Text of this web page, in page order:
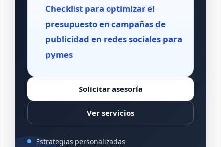
Checklist para optimizar el
presupuesto en campañas de
publicidad en redes sociales para
pymes
Solicitar asesoría
Ver servicios
Estrategias personalizadas